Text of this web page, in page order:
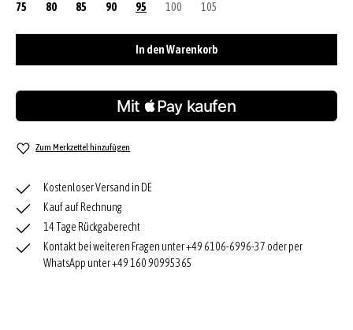
75 80 85 90 95 100 (Diese Option ist zurzeit nicht verfügbar.)
105
In den Warenkorb
Zum Merkzettel hinzufügen
Kostenloser Versand in DE
Kauf auf Rechnung
14 Tage Rückgaberecht
Kontakt bei weiteren Fragen unter +49 6106-6996-37 oder per
WhatsApp unter +49 160 90995365